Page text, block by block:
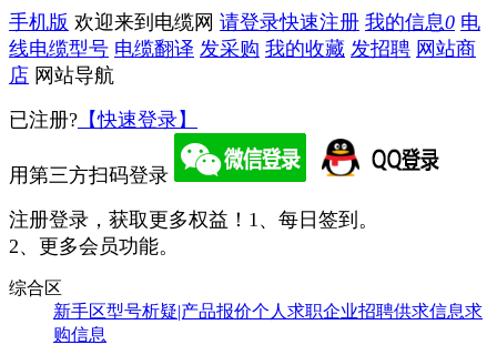
手机版 欢迎来到电缆网 请登录快速注册 我的信息0 电
线电缆型号 电缆翻译 发采购 我的收藏 发招聘 网站商
店 网站导航
已注册? 【快速登录】
用第三方扫码登录
注册登录，获取更多权益！ 1、每日签到。
2、更多会员功能。
综合区
新手区型号析疑|产品报价个人求职企业招聘供求信息求
购信息